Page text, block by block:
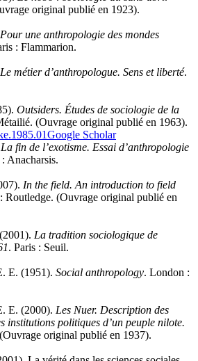
original publié en 1923).
Pour une anthropologie des mondes
: Flammarion.
Le métier d’anthropologue. Sens et liberté.
Outsiders. Études de sociologie de la
(Ouvrage original publié en 1963).
Google Scholar
La fin de l’exotisme. Essai d’anthropologie
Anacharsis.
In the field. An introduction to field
Routledge. (Ouvrage original publié en
La tradition sociologique de
. Paris : Seuil.
E. (1951). Social anthropology. London :
E. (2000). Les Nuer. Description des
institutions politiques d’un peuple nilote.
original publié en 1937).